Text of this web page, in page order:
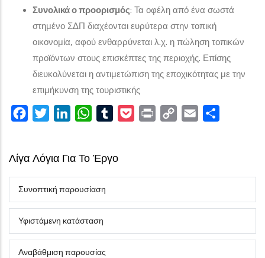
Συνολικά ο προορισμός: Τα οφέλη από ένα σωστά
στημένο ΣΔΠ διαχέονται ευρύτερα στην τοπική
οικονομία, αφού ενθαρρύνεται λ.χ. η πώληση τοπικών
προϊόντων στους επισκέπτες της περιοχής. Επίσης
διευκολύνεται η αντιμετώπιση της εποχικότητας με την
επιμήκυνση της τουριστικής
FacebookTwitterLinkedInWhatsAppTumblrPocketPrint
Copy
Email
Λίγα Λόγια Για Το Έργο
Συνοπτική παρουσίαση
Υφιστάμενη κατάσταση
Αναβάθμιση παρουσίας